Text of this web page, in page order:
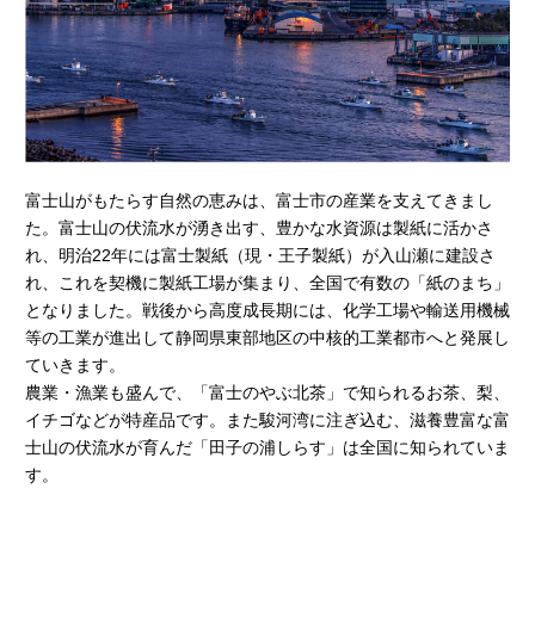
富士山がもたらす自然の恵みは、富士市の産業を支えてきまし
た。富士山の伏流水が湧き出す、豊かな水資源は製紙に活かさ
れ、明治22年には富士製紙（現・王子製紙）が入山瀬に建設さ
れ、これを契機に製紙工場が集まり、全国で有数の「紙のまち」
となりました。戦後から高度成長期には、化学工場や輸送用機械
等の工業が進出して静岡県東部地区の中核的工業都市へと発展し
ていきます。
農業・漁業も盛んで、「富士のやぶ北茶」で知られるお茶、梨、
イチゴなどが特産品です。また駿河湾に注ぎ込む、滋養豊富な富
士山の伏流水が育んだ「田子の浦しらす」は全国に知られていま
す。